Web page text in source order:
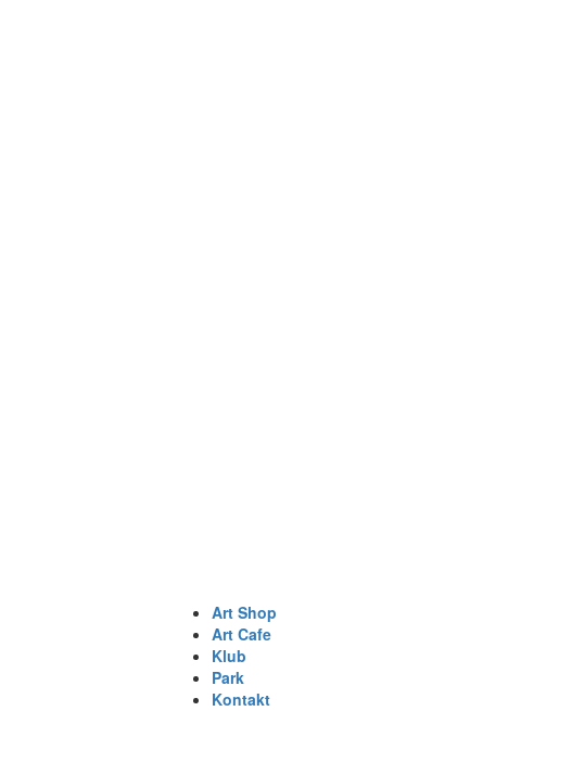
Art Shop
Art Cafe
Klub
Park
Kontakt